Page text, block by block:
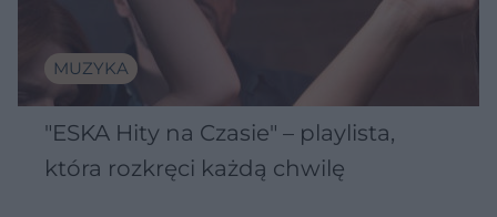
MUZYKA
"ESKA Hity na Czasie" – playlista,
która rozkręci każdą chwilę